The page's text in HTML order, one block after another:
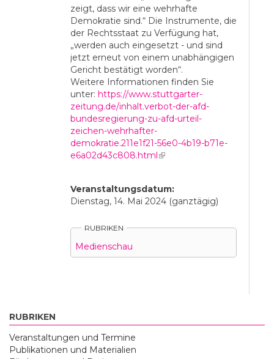
zeigt, dass wir eine wehrhafte
Demokratie sind.“ Die Instrumente, die
der Rechtsstaat zu Verfügung hat,
„werden auch eingesetzt - und sind
jetzt erneut von einem unabhängigen
Gericht bestätigt worden“.
Weitere Informationen finden Sie
unter: https://www.stuttgarter-
zeitung.de/inhalt.verbot-der-afd-
bundesregierung-zu-afd-urteil-
zeichen-wehrhafter-
demokratie.211e1f21-56e0-4b19-b71e-
e6a02d43c808.html(link is external)
Veranstaltungsdatum:
Dienstag, 14. Mai 2024 (ganztägig)
RUBRIKEN
Medienschau
RUBRIKEN
Veranstaltungen und Termine
Publikationen und Materialien